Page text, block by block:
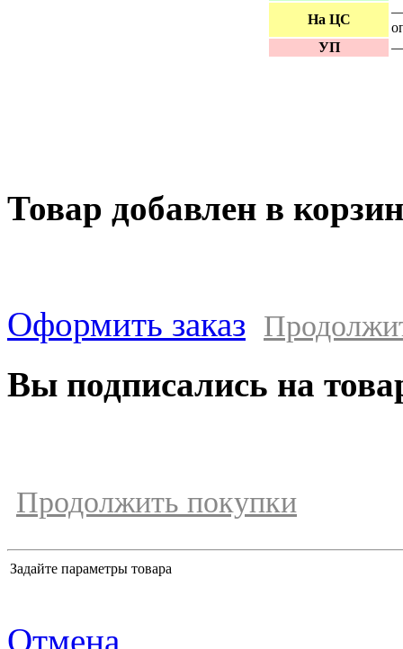
На ЦС
—
УП
—
Товар добавлен в
Оформить заказ
Вы подписались на
Продолжить покупки
Задайте параметры товара
Отмена